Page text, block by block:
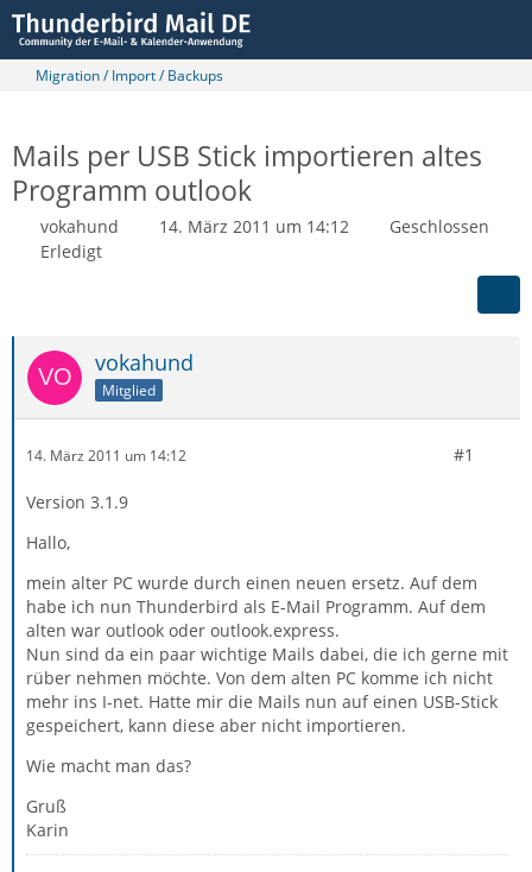
Migration / Import / Backups
Mails per USB Stick importieren altes
Programm outlook
vokahund 14. März 2011 um 14:12
Geschlossen
Erledigt
vokahund
Mitglied
14. März 2011 um 14:12 #1
Version 3.1.9
Hallo,
mein alter PC wurde durch einen neuen ersetz. Auf dem
habe ich nun Thunderbird als E-Mail Programm. Auf dem
alten war outlook oder outlook.express.
Nun sind da ein paar wichtige Mails dabei, die ich gerne mit
rüber nehmen möchte. Von dem alten PC komme ich nicht
mehr ins I-net. Hatte mir die Mails nun auf einen USB-Stick
gespeichert, kann diese aber nicht importieren.
Wie macht man das?
Gruß
Karin